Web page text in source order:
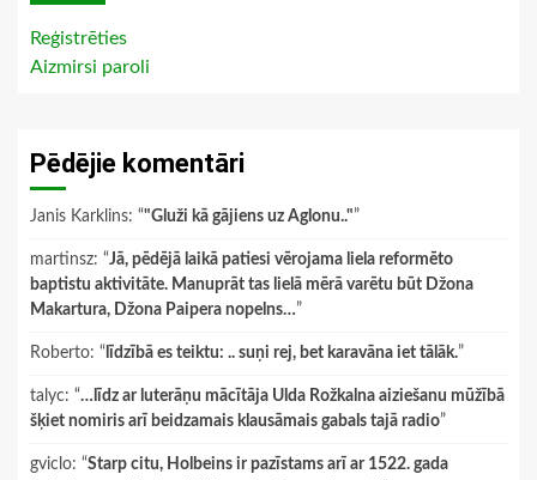
Reģistrēties
Aizmirsi paroli
Pēdējie komentāri
Janis Karklins: “"Gluži kā gājiens uz Aglonu.."”
martinsz: “Jā, pēdējā laikā patiesi vērojama liela reformēto
baptistu aktivitāte. Manuprāt tas lielā mērā varētu būt Džona
Makartura, Džona Paipera nopelns…”
Roberto: “ līdzībā es teiktu: .. suņi rej, bet karavāna iet tālāk.”
talyc: “…līdz ar luterāņu mācītāja Ulda Rožkalna aiziešanu mūžībā
šķiet nomiris arī beidzamais klausāmais gabals tajā radio”
gviclo: “Starp citu, Holbeins ir pazīstams arī ar 1522. gada